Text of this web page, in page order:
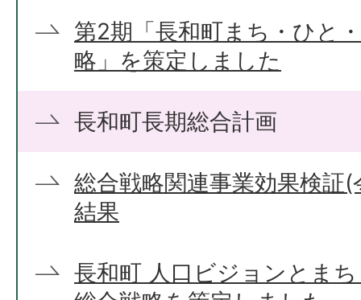
第2期「長和町まち・ひと
略」を策定しました
長和町長期総合計画
総合戦略関連事業効果検証
結果
長和町 人口ビジョンとま